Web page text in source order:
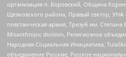
организация п. Боровский, Община
Щелковского района, Правый сектор, УНА
повстанческая армия, Тризуб им. Степана
Misanthropic division, Религиозное
Народная Социальная Инициатива,
объединение Русские, Русское